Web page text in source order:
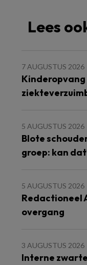
Lees
7 AUGUSTUS 2026
Kinderopvang
5 AUGUSTUS 2026
Blote
groep: kan
5 AUGUSTUS 2026
Redactioneel
overgang
3 AUGUSTUS 2026
Interne